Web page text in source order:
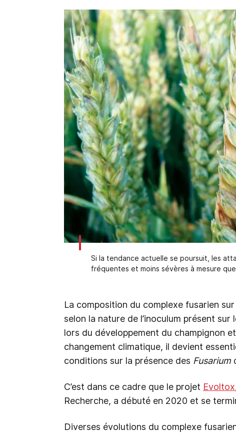
Si la tendance actuelle se poursuit, les
fréquentes et moins sévères à mesure
La composition du complexe fusarien
selon la nature de l’inoculum présent
lors du développement du champignon
changement climatique, il devient
conditions sur la présence des Fusarium
C’est dans ce cadre que le projet Evoltox
Recherche, a débuté en 2020 et se
Diverses évolutions du complexe